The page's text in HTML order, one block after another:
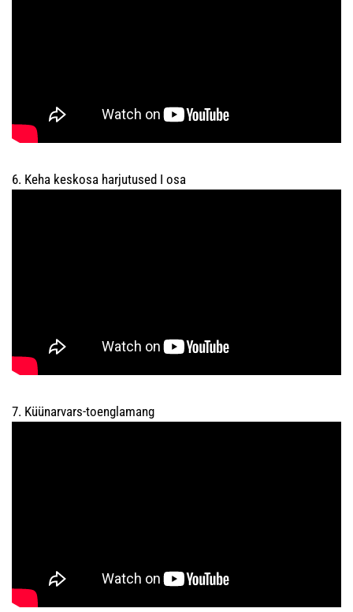
6. Keha keskosa harjutused I osa
7. Küünarvars-toenglamang